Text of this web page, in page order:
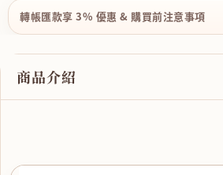
轉帳匯款享 3% 優惠 & 購買前注意事項
商品介紹